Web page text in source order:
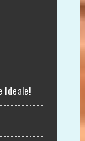
Ideale!